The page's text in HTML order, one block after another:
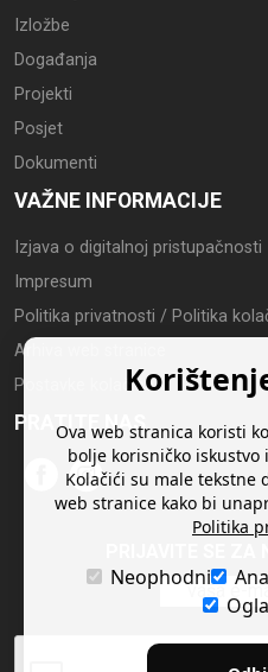
Izložbe
Događanja
Projekti
Posjet
Dokumenti
VAŽNE INFORMACIJE
Izjava o digitalnoj pristupačnosti
Impresum
Politika privatnosti / Politika
Arhiva web stranice
Postavke kolačića
PRATITE NAS
Ova web stranica koristi
bolje korisničko
Kolačići su male tekstne
web stranice kako bi
Politika
Neophodni